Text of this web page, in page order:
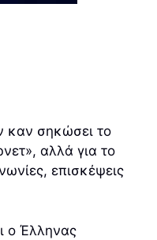
καν σηκώσει το
αλλά για το
επισκέψεις
ο Έλληνας